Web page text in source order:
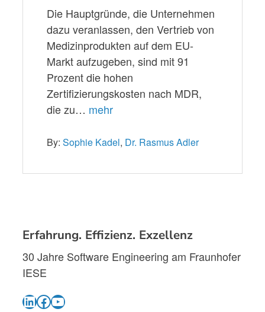
Die Hauptgründe, die Unternehmen
dazu veranlassen, den Vertrieb von
Medizinprodukten auf dem EU-
Markt aufzugeben, sind mit 91
Prozent die hohen
Zertifizierungskosten nach MDR,
die zu… mehr
By: Sophie Kadel, Dr. Rasmus Adler
Erfahrung. Effizienz. Exzellenz
30 Jahre Software Engineering am Fraunhofer
IESE
LinkedIn Facebook YouTube